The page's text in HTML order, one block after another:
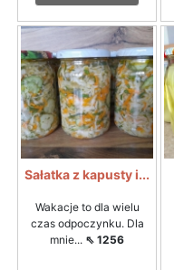
Sałatka z kapusty i...
Wakacje to dla wielu
czas odpoczynku. Dla
mnie... ⇖ 1256